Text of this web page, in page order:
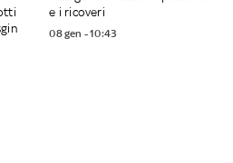
e i ricoveri
08 gen - 10:43